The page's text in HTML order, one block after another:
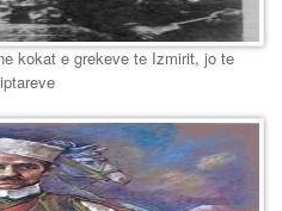
kokat e grekeve te Izmirit, jo te